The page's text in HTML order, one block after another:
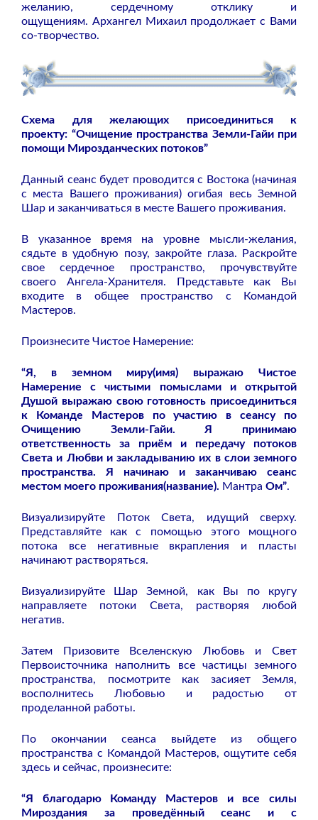
желанию, сердечному отклику и
ощущениям. Архангел Михаил продолжает с Вами
со-творчество.
Схема для желающих присоединиться к
проекту: “Очищение пространства Земли-Гайи при
помощи Мирозданческих потоков”
Данный сеанс будет проводится с Востока (начиная
с места Вашего проживания) огибая весь Земной
Шар и заканчиваться в месте Вашего проживания.
В указанное время на уровне мысли-желания,
сядьте в удобную позу, закройте глаза. Раскройте
свое сердечное пространство, прочувствуйте
своего Ангела-Хранителя. Представьте как Вы
входите в общее пространство с Командой
Мастеров.
Произнесите Чистое Намерение:
“Я, в земном миру(имя) выражаю Чистое
Намерение с чистыми помыслами и открытой
Душой выражаю свою готовность присоединиться
к Команде Мастеров по участию в сеансу по
Очищению Земли-Гайи. Я принимаю
ответственность за приём и передачу потоков
Света и Любви и закладыванию их в слои земного
пространства. Я начинаю и заканчиваю сеанс
местом моего проживания(название). Мантра Ом”.
Визуализируйте Поток Света, идущий сверху.
Представляйте как с помощью этого мощного
потока все негативные вкрапления и пласты
начинают растворяться.
Визуализируйте Шар Земной, как Вы по кругу
направляете потоки Света, растворяя любой
негатив.
Затем Призовите Вселенскую Любовь и Свет
Первоисточника наполнить все частицы земного
пространства, посмотрите как засияет Земля,
восполнитесь Любовью и радостью от
проделанной работы.
По окончании сеанса выйдете из общего
пространства с Командой Мастеров, ощутите себя
здесь и сейчас, произнесите:
“Я благодарю Команду Мастеров и все силы
Мироздания за проведённый сеанс и с